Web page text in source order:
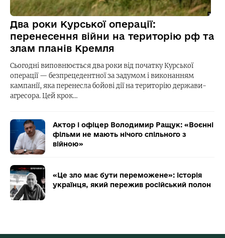
Два роки Курської операції:
перенесення війни на територію рф та
злам планів Кремля
Сьогодні виповнюється два роки від початку Курської
операції — безпрецедентної за задумом і виконанням
кампанії, яка перенесла бойові дії на територію держави-
агресора. Цей крок…
Актор і офіцер Володимир Ращук: «Воєнні
фільми не мають нічого спільного з
війною»
«Це зло має бути переможене»: історія
українця, який пережив російський полон